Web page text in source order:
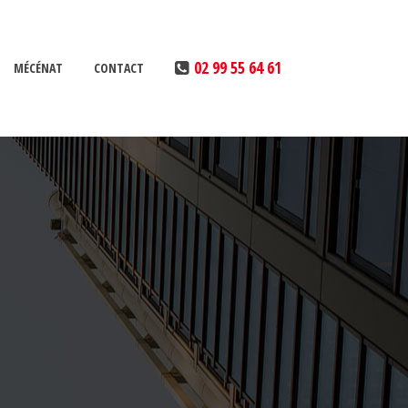
02 99 55 64 61
MAÎTRISE DE NOTRE IMPACT
RÉALISATION DE DIAGNOSTICS
MÉCÉNAT CONTACT